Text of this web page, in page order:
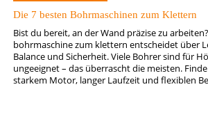
Die 7 besten Bohrmaschinen zum Klettern
Bist du bereit, an der Wand präzise zu
bohrmaschine zum klettern entscheidet über
Balance und Sicherheit. Viele Bohrer sind für
ungeeignet – das überrascht die meisten.
starkem Motor, langer Laufzeit und flexiblen